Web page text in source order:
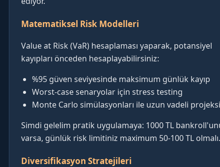
Matematiksel Risk Modelleri
Value at Risk (VaR) hesaplaması yaparak, potansiyel
kayıpları önceden hesaplayabilirsiniz:
%95 güven seviyesinde maksimum günlük kayıp
Worst-case senaryolar için stress testing
Monte Carlo simülasyonları ile uzun vadeli
Simdi gelelim pratik uygulamaya: 1000 TL
varsa, günlük risk limitiniz maximum 50-100 TL olmalı.
Diversifikasyon Stratejileri